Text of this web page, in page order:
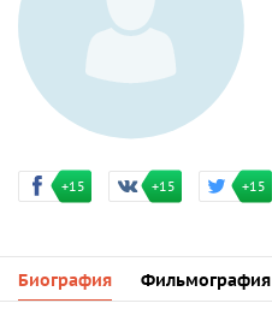
+15 +15 +15
Биография Фильмография